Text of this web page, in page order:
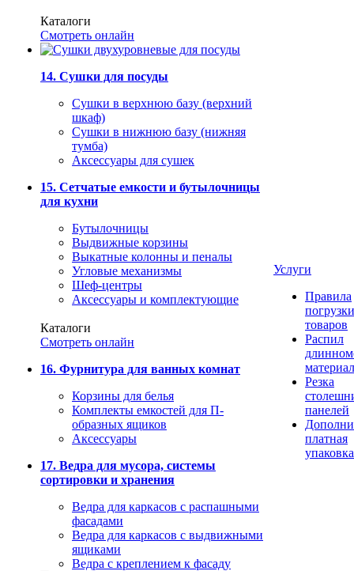
Каталоги
Смотреть онлайн
14. Сушки для посуды
Сушки в верхнюю базу (верхний
шкаф)
Сушки в нижнюю базу (нижняя
тумба)
Аксессуары для сушек
15. Сетчатые емкости и бутылочницы
для кухни
Бутылочницы
Выдвижные корзины
Выкатные колонны и пеналы
Угловые механизмы
Шеф-центры
Аксессуары и комплектующие
Каталоги
Смотреть онлайн
16. Фурнитура для ванных комнат
Корзины для белья
Комплекты емкостей для П-
образных ящиков
Аксессуары
17. Ведра для мусора, системы
сортировки и хранения
Ведра для каркасов с распашными
фасадами
Ведра для каркасов с выдвижными
ящиками
Ведра с креплением к фасаду
Услуги
Правила
погрузки
товаров
Распил
Резка
панелей
платная
упаковка